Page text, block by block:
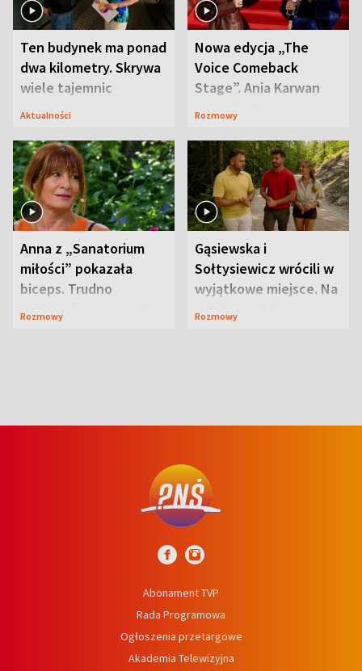
Ten budynek ma ponad
dwa kilometry. Skrywa
wiele tajemnic
Aktualności
Nowa edycja „The
Voice Comeback
Stage”. Ania Karwan
zapowiada
Rozmowy
Anna z „Sanatorium
miłości” pokazała
biceps. Trudno
uwierzyć, co przeszła
Rozmowy
Gąsiewska i
Sołtysiewicz wrócili w
wyjątkowe miejsce. Na
szlaku czekał
Rozmowy
Abonament TVP
Rada Programowa
Ogłoszenia przetargowe
Akademia Telewizyjna